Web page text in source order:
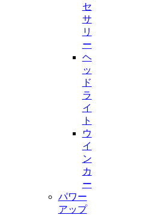
セ
サ
リ
ー
ヘ
ッ
ド
ラ
イ
ト
ウ
イ
ン
カ
ー
パワー
アップ